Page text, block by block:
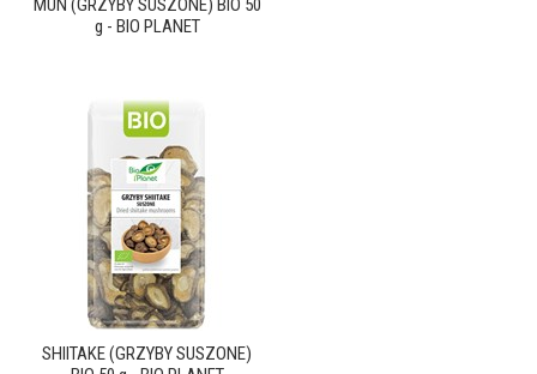
MUN (GRZYBY SUSZONE) BIO 50
g - BIO PLANET
SHIITAKE (GRZYBY SUSZONE)